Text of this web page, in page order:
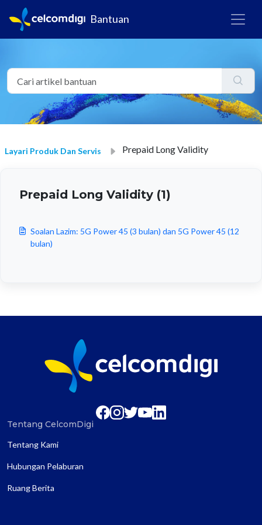
Bantuan
Layari Produk Dan Servis Prepaid Long Validity
Prepaid Long Validity (1)
Soalan Lazim: 5G Power 45 (3 bulan) dan 5G Power 45 (12
bulan)
Tentang CelcomDigi
Tentang Kami
Hubungan Pelaburan
Ruang Berita